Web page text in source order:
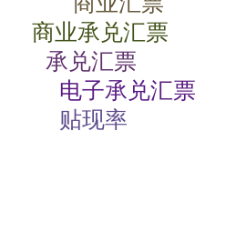
商业承兑汇票
承兑汇票
电子承兑汇票
贴现率